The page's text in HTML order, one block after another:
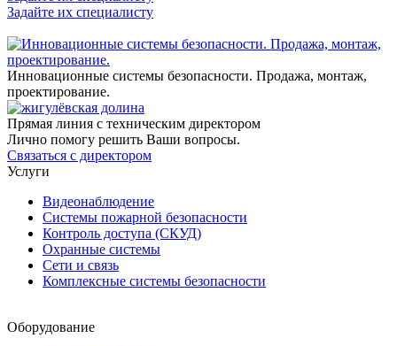
Задайте их специалисту
Инновационные системы безопасности. Продажа, монтаж,
проектирование.
Прямая линия с техническим директором
Лично помогу решить Ваши вопросы.
Связаться с директором
Услуги
Видеонаблюдение
Системы пожарной безопасности
Контроль доступа (СКУД)
Охранные системы
Сети и связь
Комплексные системы безопасности
Оборудование